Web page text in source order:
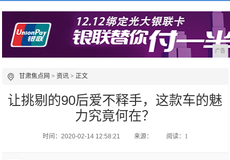
广告
甘肃焦点网 >资讯 > 正文
让挑剔的90后爱不释手，这款车的魅
力究竟何在？
时间：2020-02-14 12:58:21 来源： 阅读：1